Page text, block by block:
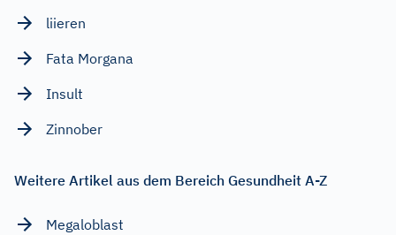
liieren
Fata Morgana
Insult
Zinnober
Weitere Artikel aus dem Bereich Gesundheit A-Z
Megaloblast